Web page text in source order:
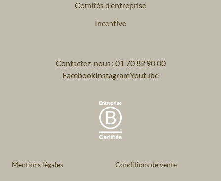
Comités d'entreprise
Incentive
Contactez-nous : 01 70 82 90 00
FacebookInstagramYoutube
Mentions légales Conditions de vente